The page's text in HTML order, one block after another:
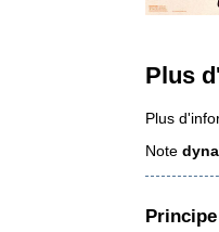
Plus
Plus
Note